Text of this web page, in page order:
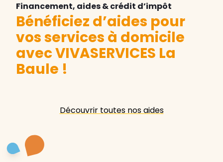
Financement, aides & crédit d’impôt
Bénéficiez d’aides pour
vos services à domicile
avec VIVASERVICES La
Baule !
Découvrir toutes nos aides